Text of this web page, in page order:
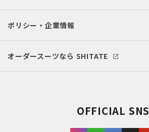
ポリシー・企業情報
オーダースーツなら SHITATE
OFFICIAL SNS